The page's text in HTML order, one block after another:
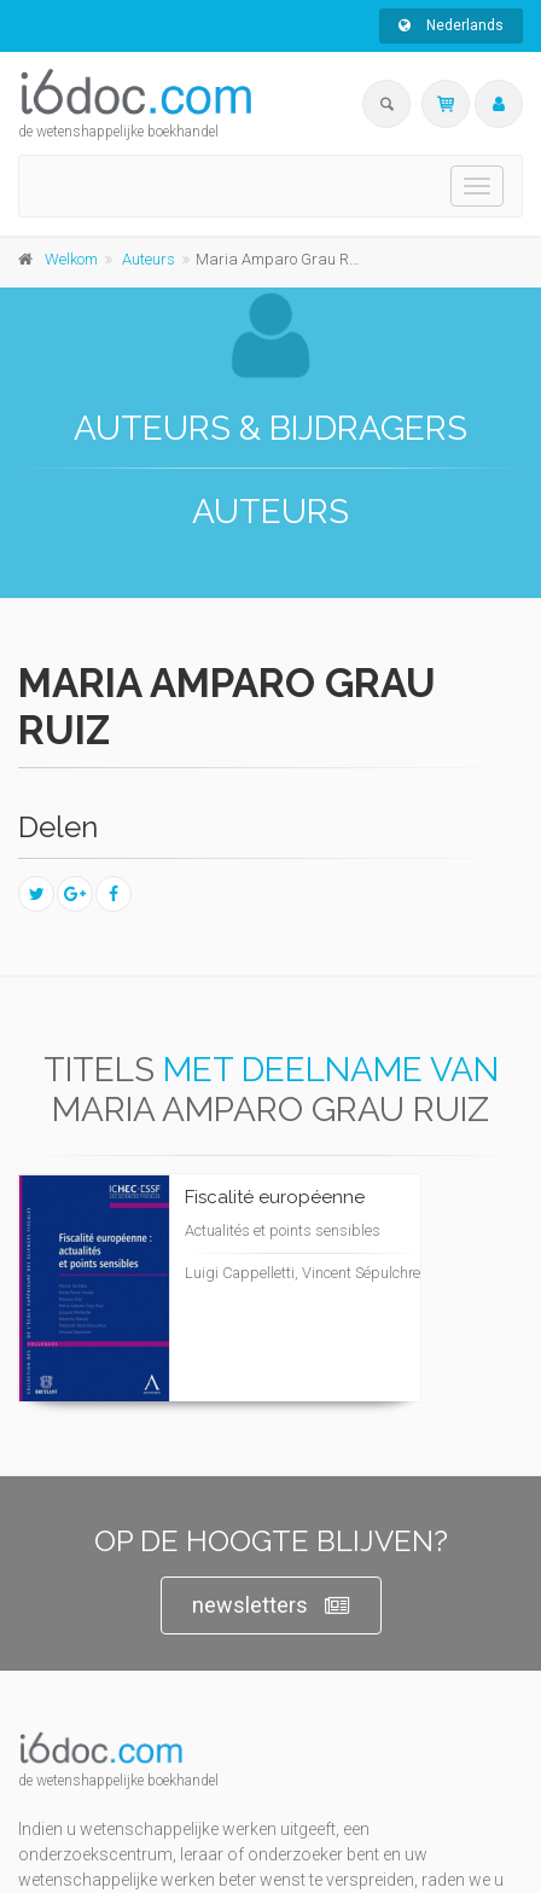
Nederlands
de wetenshappelijke boekhandel
Toggle
Welkom Auteurs Maria Amparo Grau Ruiz
AUTEURS & BIJDRAGERS
AUTEURS
MARIA AMPARO GRAU
RUIZ
Delen
TITELS MET DEELNAME VAN
MARIA AMPARO GRAU RUIZ
Fiscalité européenne
Actualités et points sensibles
Luigi Cappelletti, Vincent Sépulchre
OP DE HOOGTE BLIJVEN?
newsletters
de wetenshappelijke boekhandel
Indien u wetenschappelijke werken uitgeeft, een
onderzoekscentrum, leraar of onderzoeker bent en uw
wetenschappelijke werken beter wenst te verspreiden, raden we u